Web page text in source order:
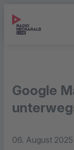
Google
06. August 2025